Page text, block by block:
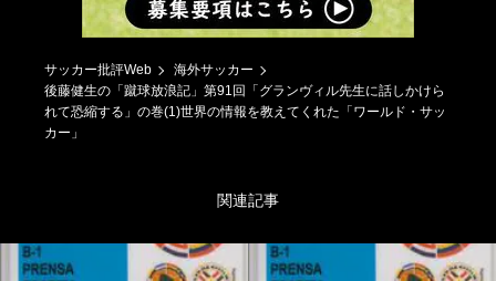
サッカー批評Web
海外サッカー
後藤健生の「蹴球放浪記」第91回「グランヴィル先生に話しかけら
れて恐縮する」の巻(1)世界の情報を教えてくれた「ワールド・サッ
カー」
関連記事